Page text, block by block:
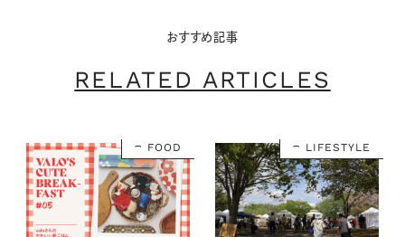
おすすめ記事
RELATED ARTICLES
FOOD LIFESTYLE